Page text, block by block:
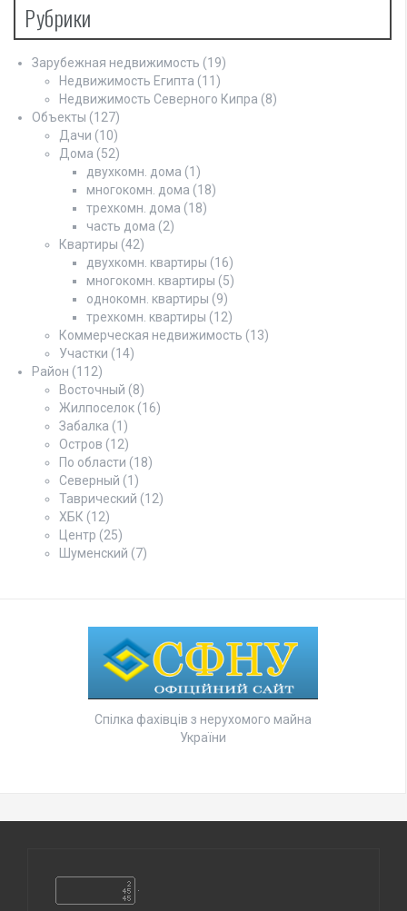
Рубрики
Зарубежная недвижимость (19)
Недвижимость Египта (11)
Недвижимость Северного Кипра (8)
Объекты (127)
Дачи (10)
Дома (52)
двухкомн. дома (1)
многокомн. дома (18)
трехкомн. дома (18)
часть дома (2)
Квартиры (42)
двухкомн. квартиры (16)
многокомн. квартиры (5)
однокомн. квартиры (9)
трехкомн. квартиры (12)
Коммерческая недвижимость (13)
Участки (14)
Район (112)
Восточный (8)
Жилпоселок (16)
Забалка (1)
Остров (12)
По области (18)
Северный (1)
Таврический (12)
ХБК (12)
Центр (25)
Шуменский (7)
Спілка фахівців з нерухомого майна
України